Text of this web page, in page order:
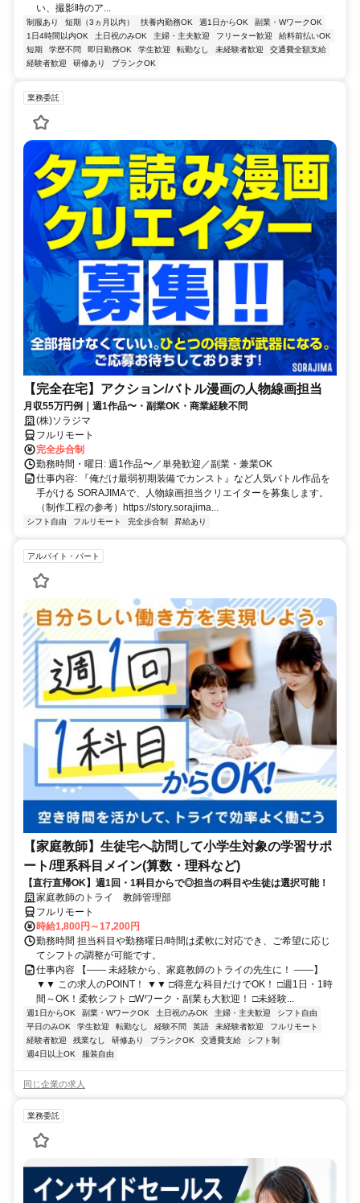
い、撮影時のア...
制服あり 短期（3ヵ月以内） 扶養内勤務OK 週1日からOK
副業・WワークOK
1日4時間以内OK
土日祝のみOK 主婦・主夫歓迎 フリーター歓迎
給料前払いOK
短期
学歴不問 即日勤務OK 学生歓迎 転勤なし 未経験者歓迎
交通費全額支給
経験者歓迎
研修あり ブランクOK
業務委託
【完全在宅】アクション/バトル漫画の人物線画担当
月収55万円例｜週1作品〜・副業OK・商業経験不問
(株)ソラジマ
フルリモート
完全歩合制
勤務時間・曜日: 週1作品〜／単発歓迎／副業・兼業OK
仕事内容: 『俺だけ最弱初期装備でカンスト』など人気バトル作品を
手がける SORAJIMAで、人物線画担当クリエイターを募集します。
（制作工程の参考）https://story.sorajima...
シフト自由 フルリモート 完全歩合制 昇給あり
アルバイト・パート
【家庭教師】生徒宅へ訪問して小学生対象の学習サポ
ート/理系科目メイン(算数・理科など)
【直行直帰OK】週1回・1科目からで◎担当の科目や生徒は選択可能！
家庭教師のトライ 教師管理部
フルリモート
時給1,800円～17,200円
勤務時間 担当科目や勤務曜日/時間は柔軟に対応でき、ご希望に応じ
てシフトの調整が可能です。
仕事内容 【―― 未経験から、家庭教師のトライの先生に！ ――】
▼▼ この求人のPOINT！ ▼▼ □得意な科目だけでOK！ □週1日・1時
間～OK！柔軟シフト □Wワーク・副業も大歓迎！ □未経験...
週1日からOK 副業・WワークOK 土日祝のみOK 主婦・主夫歓迎
シフト自由
平日のみOK
学生歓迎 転勤なし 経験不問 英語 未経験者歓迎
フルリモート
経験者歓迎
残業なし 研修あり ブランクOK 交通費支給
シフト制
週4日以上OK
服装自由
同じ企業の求人
業務委託